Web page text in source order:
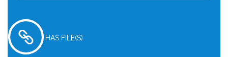
HAS FILE(S)